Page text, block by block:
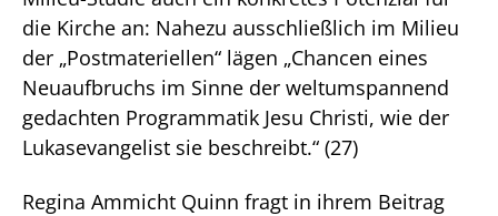
die Kirche an: Nahezu ausschließlich im Milieu
der „Postmateriellen“ lägen „Chancen eines
Neuaufbruchs im Sinne der weltumspannend
gedachten Programmatik Jesu Christi, wie der
Lukasevangelist sie beschreibt.“ (27)
Regina Ammicht Quinn fragt in ihrem Beitrag